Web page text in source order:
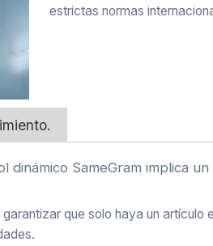
estrictas normas
SameGram implica
que solo haya un artículo